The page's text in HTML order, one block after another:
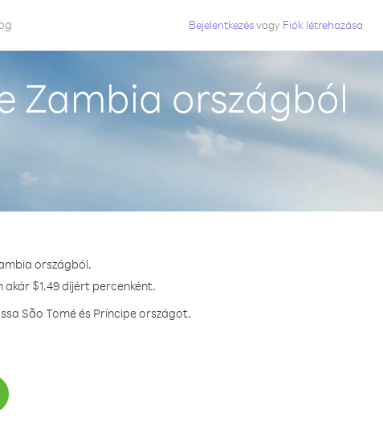
Bejelentkezésvagy Fiók létrehozása
Zambia országból
országból.
$1.49 díjért percenként.
São Tomé és Príncipe országot.